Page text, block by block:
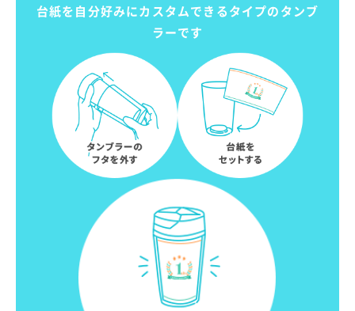
台紙を自分好みにカスタムできるタイプのタンブ
ラーです